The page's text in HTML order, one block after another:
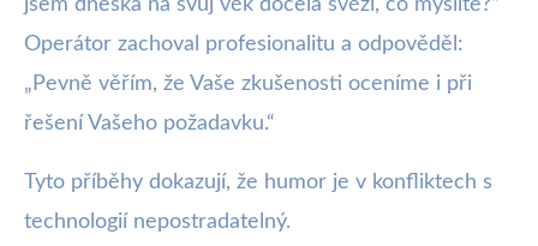
jsem dneska na svůj věk docela svěží, co myslíte?“
Operátor zachoval profesionalitu a odpověděl:
„Pevně věřím, že Vaše zkušenosti oceníme i při
řešení Vašeho požadavku.“
Tyto příběhy dokazují, že humor je v konfliktech s
technologií nepostradatelný.